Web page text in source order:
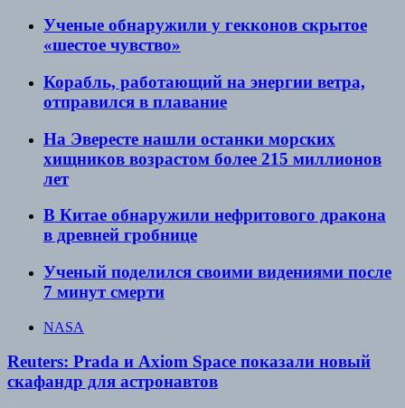
Ученые обнаружили у гекконов скрытое
«шестое чувство»
Корабль, работающий на энергии ветра,
отправился в плавание
На Эвересте нашли останки морских
хищников возрастом более 215 миллионов
лет
В Китае обнаружили нефритового дракона
в древней гробнице
Ученый поделился своими видениями после
7 минут смерти
NASA
Reuters: Prada и Axiom Space показали новый
скафандр для астронавтов